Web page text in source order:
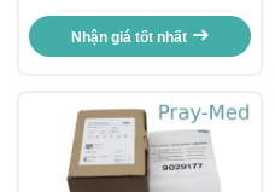
Nhận giá tốt nhất